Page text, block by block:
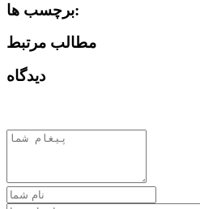
برچسب ها:
مطالب مرتبط
دیدگاه